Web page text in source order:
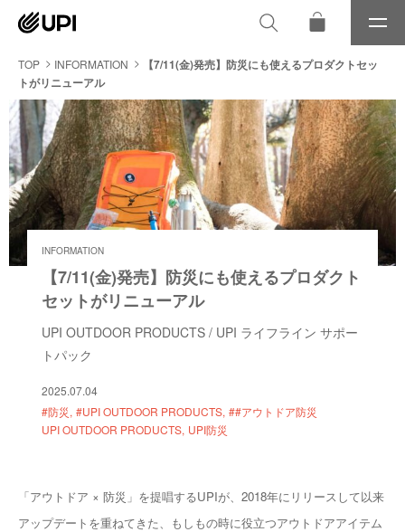
メ
ニ
TOP INFORMATION
【7/11(金)発売】防災にも使えるプロダクトセッ
トがリニューアル
INFORMATION
【7/11(金)発売】防災にも使えるプロダクト
セットがリニューアル
UPI OUTDOOR PRODUCTS / UPI ライフライン サポー
トパック
2025.07.04
#防災 #UPI OUTDOOR PRODUCTS ##アウトドア防災
UPI OUTDOOR PRODUCTS UPI防災
「アウトドア × 防災」を提唱するUPIが、2018年にリリースして以来
アップデートを重ねてきた、もしもの時に役立つアウトドアアイテム